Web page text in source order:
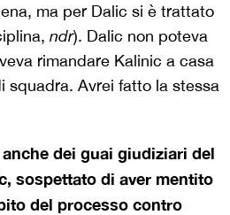
ma per Dalic si è trattato
ndr). Dalic non poteva
rimandare Kalinic a casa
squadra. Avrei fatto la stessa
dei guai giudiziari del
sospettato di aver mentito
del processo contro